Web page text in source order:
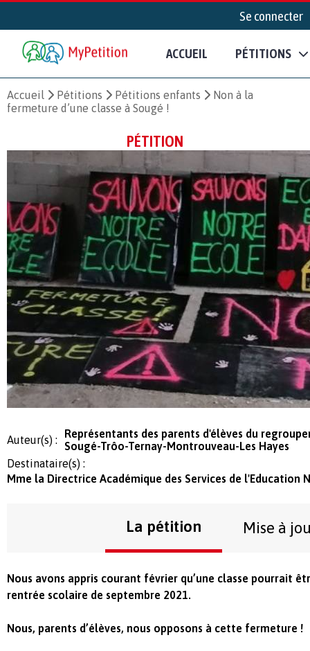
Se connecter
ACCUEIL PÉTITIONS
Accueil Pétitions Pétitions enfants
Non à la
fermeture d’une classe à Sougé !
PÉTITION
Auteur(s) :
Représentants des parents d'élèves du
Sougé-Trôo-Ternay-Montrouveau-Les Hayes
Destinataire(s) :
Mme la Directrice Académique des Services de l'Education
La pétition Mise à
Nous avons appris courant février qu’une classe pourrait
rentrée scolaire de septembre 2021.
Nous, parents d’élèves, nous opposons à cette fermeture !